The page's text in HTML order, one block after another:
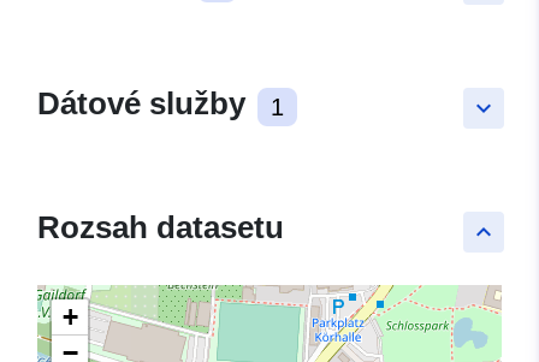
keyboard_arrow_down
Dátové služby 1
keyboard_arrow_up
Rozsah datasetu
+
−